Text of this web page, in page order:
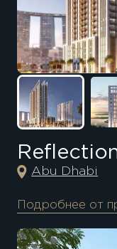
Abu Dhabi
Подробнее от